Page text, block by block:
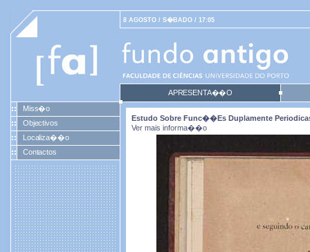
8 AGOSTO / S�BADO / 17:05
APRESENTA��O
Miss�o
Objectivos
Localiza��o
Contactos
Estudo Sobre Func��es Duplamente
Ver mais informa��o